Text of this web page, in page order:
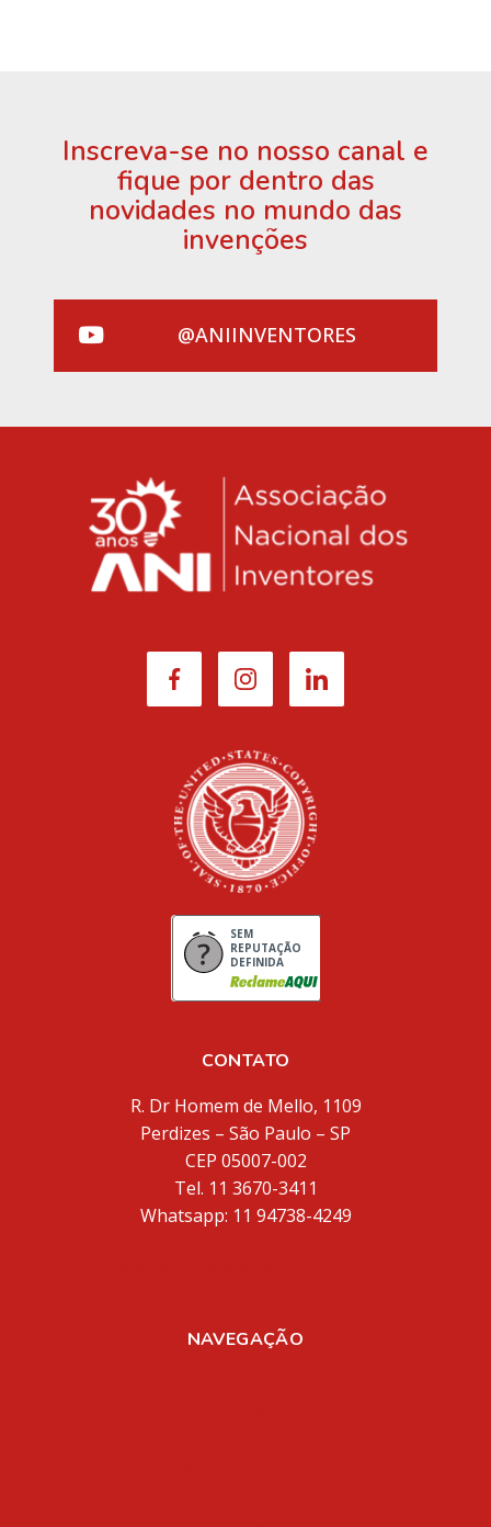
Inscreva-se no nosso canal e
fique por dentro das
novidades no mundo das
invenções
@ANIINVENTORES
SEM
REPUTAÇÃO
DEFINIDA
CONTATO
R. Dr Homem de Mello, 1109
Perdizes – São Paulo – SP
CEP 05007-002
Tel. 11 3670-3411
Whatsapp: 11 94738-4249
NAVEGAÇÃO